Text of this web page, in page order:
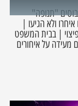
"תנופה"
איחרו ולא הגיעו |
23 מקרים וקבע פיצוי | בבית המשפט
על איחורים